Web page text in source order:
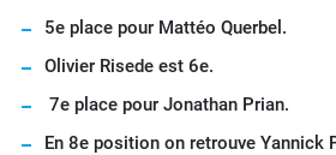
5e place pour Mattéo Querbel.
Olivier Risede est 6e.
7e place pour Jonathan Prian.
En 8e position on retrouve Yannick